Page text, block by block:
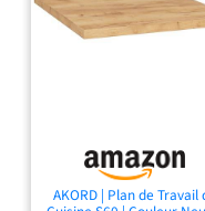
AKORD | Plan de Travail